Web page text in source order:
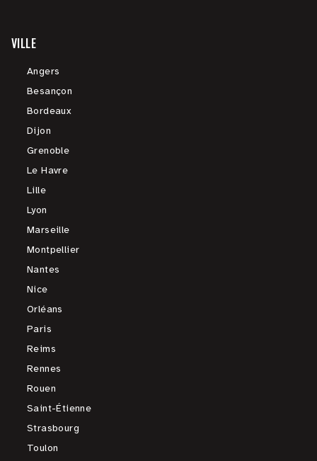
VILLE
Angers
Besançon
Bordeaux
Dijon
Grenoble
Le Havre
Lille
Lyon
Marseille
Montpellier
Nantes
Nice
Orléans
Paris
Reims
Rennes
Rouen
Saint-Étienne
Strasbourg
Toulon